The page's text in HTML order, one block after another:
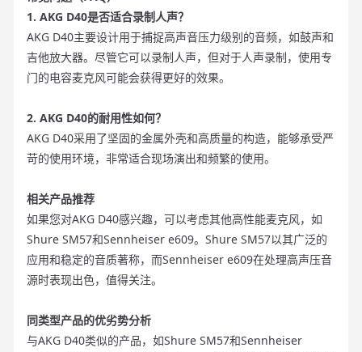
1. AKG D40是否适合录制人声？
AKG D40主要设计用于捕捉高声音压力级别的音频，如鼓声和
吉他放大器。尽管它可以录制人声，但对于人声录制，使用专
门的电容麦克风可能会获得更好的效果。
2. AKG D40的耐用性如何？
AKG D40采用了坚固的金属外壳和高质量的构造，能够承受严
苛的使用环境，非常适合现场演出和频繁的使用。
相关产品推荐
如果您对AKG D40感兴趣，可以考虑其他高性能麦克风，如
Shure SM57和Sennheiser e609。Shure SM57以其广泛的
应用和稳定的音质著称，而Sennheiser e609在处理高声压音
源时表现出色，值得关注。
同类型产品的优劣势分析
与AKG D40类似的产品，如Shure SM57和Sennheiser